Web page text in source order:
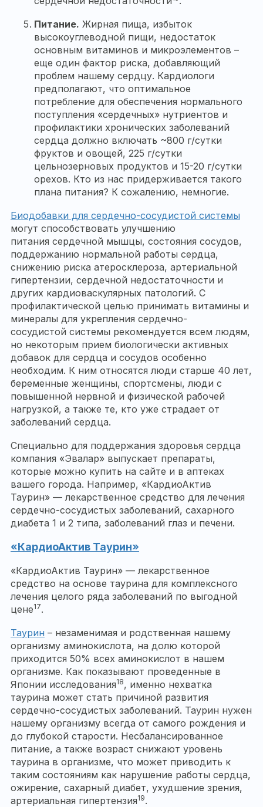
Питание. Жирная пища, избыток
высокоуглеводной пищи, недостаток
основным витаминов и микроэлементов –
еще один фактор риска, добавляющий
проблем нашему сердцу. Кардиологи
предполагают, что оптимальное
потребление для обеспечения нормального
поступления «сердечных» нутриентов и
профилактики хронических заболеваний
сердца должно включать ~800 г/сутки
фруктов и овощей, 225 г/сутки
цельнозерновых продуктов и 15-20 г/сутки
орехов. Кто из нас придерживается такого
плана питания? К сожалению, немногие.
Биодобавки для сердечно-сосудистой системы
могут способствовать улучшению
питания сердечной мышцы, состояния сосудов,
поддержанию нормальной работы сердца,
снижению риска атеросклероза, артериальной
гипертензии, сердечной недостаточности и
других кардиоваскулярных патологий. С
профилактической целью принимать витамины и
минералы для укрепления сердечно-
сосудистой системы рекомендуется всем людям,
но некоторым прием биологически активных
добавок для сердца и сосудов особенно
необходим. К ним относятся люди старше 40 лет,
беременные женщины, спортсмены, люди с
повышенной нервной и физической рабочей
нагрузкой, а также те, кто уже страдает от
заболеваний сердца.
Специально для поддержания здоровья сердца
компания «Эвалар» выпускает препараты,
которые можно купить на сайте и в аптеках
вашего города. Например, «КардиоАктив
Таурин» — лекарственное средство для лечения
сердечно-сосудистых заболеваний, сахарного
диабета 1 и 2 типа, заболеваний глаз и печени.
«КардиоАктив Таурин»
«КардиоАктив Таурин» — лекарственное
средство на основе таурина для комплексного
лечения целого ряда заболеваний по выгодной
цене17.
Таурин – незаменимая и родственная нашему
организму аминокислота, на долю которой
приходится 50% всех аминокислот в нашем
организме. Как показывают проведенные в
Японии исследования18, именно нехватка
таурина может стать причиной развития
сердечно-сосудистых заболеваний. Таурин нужен
нашему организму всегда от самого рождения и
до глубокой старости. Несбалансированное
питание, а также возраст снижают уровень
таурина в организме, что может приводить к
таким состояниям как нарушение работы сердца,
ожирение, сахарный диабет, ухудшение зрения,
артериальная гипертензия19.